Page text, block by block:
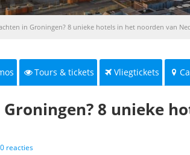
in Groningen? 8 unieke hotels in het noorden van
Tours & tickets Vliegtickets
8 unieke
0 reacties